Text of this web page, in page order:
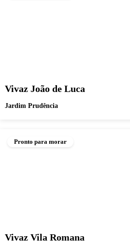
Vivaz João de Luca
Jardim Prudência
Pronto para morar
Vivaz Vila Romana